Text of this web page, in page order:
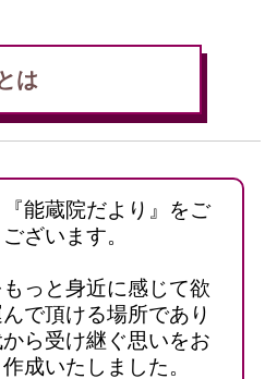
は
能蔵院だより』をご
ざいます。
っと身近に感じて欲
で頂ける場所であり
ら受け継ぐ思いをお
成いたしました。